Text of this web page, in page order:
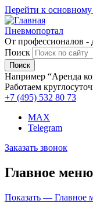
Перейти к
Пневмопортал
От профессионалов -
Поиск
Например “Аренда
Работаем
+7 (495) 532 80 73
MAX
Telegram
Заказать звонок
Главное меню
Показать — Главное